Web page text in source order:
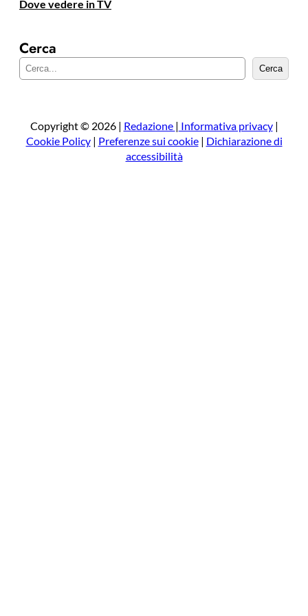
Dove vedere in TV
Cerca
e
a
Cerca
Copyright © 2026 | Redazione | Informativa privacy|
Cookie Policy| Preferenze sui cookie| Dichiarazione di
accessibilità